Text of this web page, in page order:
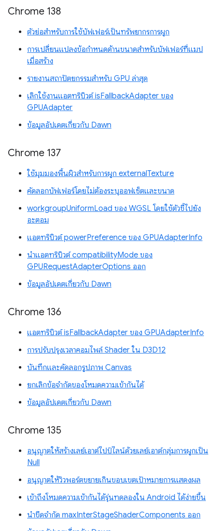
Chrome 138
ตัวย่อสำหรับการใช้บัฟเฟอร์เป็นทรัพยากรการผูก
การเปลี่ยนแปลงข้อกำหนดด้านขนาดสำหรับบัฟเฟอร์ที่แมป
เมื่อสร้าง
รายงานสถาปัตยกรรมสำหรับ GPU ล่าสุด
เลิกใช้งานแอตทริบิวต์ isFallbackAdapter ของ
GPUAdapter
ข้อมูลอัปเดตเกี่ยวกับ Dawn
Chrome 137
ใช้มุมมองพื้นผิวสำหรับการผูก externalTexture
คัดลอกบัฟเฟอร์โดยไม่ต้องระบุออฟเซ็ตและขนาด
workgroupUniformLoad ของ WGSL โดยใช้ตัวชี้ไปยัง
อะตอม
แอตทริบิวต์ powerPreference ของ GPUAdapterInfo
นำแอตทริบิวต์ compatibilityMode ของ
GPURequestAdapterOptions ออก
ข้อมูลอัปเดตเกี่ยวกับ Dawn
Chrome 136
แอตทริบิวต์ isFallbackAdapter ของ GPUAdapterInfo
การปรับปรุงเวลาคอมไพล์ Shader ใน D3D12
บันทึกและคัดลอกรูปภาพ Canvas
ยกเลิกข้อจำกัดของโหมดความเข้ากันได้
ข้อมูลอัปเดตเกี่ยวกับ Dawn
Chrome 135
อนุญาตให้สร้างเลย์เอาต์ไปป์ไลน์ด้วยเลย์เอาต์กลุ่มการผูกเป็น
Null
อนุญาตให้วิวพอร์ตขยายเกินขอบเขตเป้าหมายการแสดงผล
เข้าถึงโหมดความเข้ากันได้รุ่นทดลองใน Android ได้ง่ายขึ้น
นำขีดจำกัด maxInterStageShaderComponents ออก